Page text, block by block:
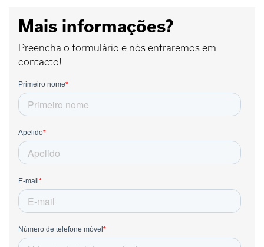
Mais informações?
Preencha o formulário e nós entraremos em
contacto!